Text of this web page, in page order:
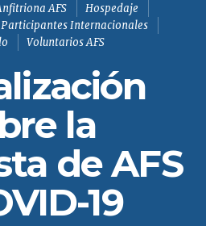
AFS
Hospedaje
Participantes Internacionales
Voluntarios AFS
la
de AFS
19